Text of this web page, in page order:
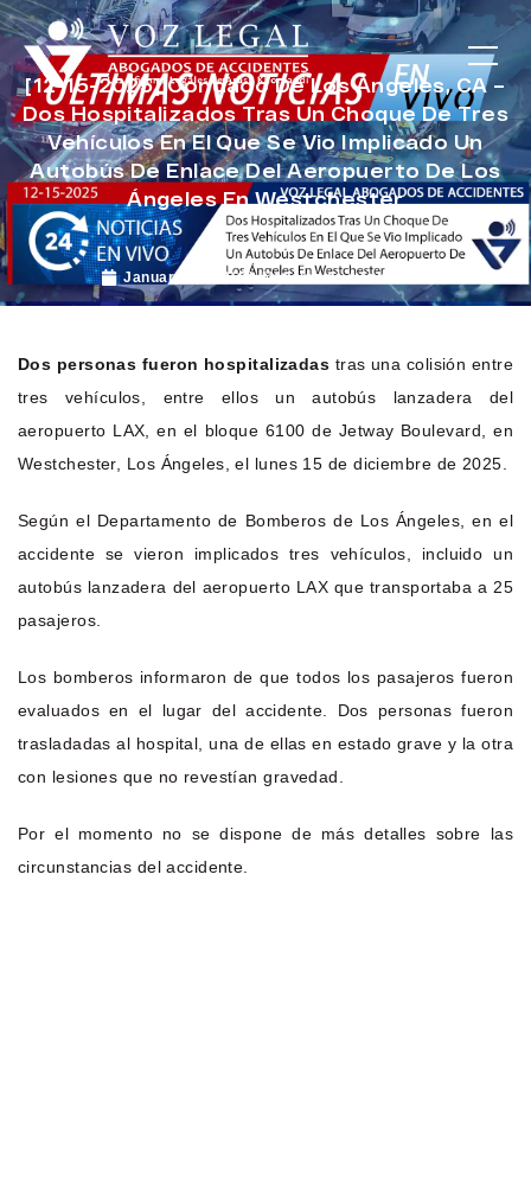
[12-15-2025] Condado De Los Ángeles, CA –
Dos Hospitalizados Tras Un Choque De Tres
Vehículos En El Que Se Vio Implicado Un
Autobús De Enlace Del Aeropuerto De Los
Ángeles En Westchester
January 6, 2026 Noticias de Accidentes
Dos personas fueron hospitalizadas tras una colisión entre
tres vehículos, entre ellos un autobús lanzadera del
aeropuerto LAX, en el bloque 6100 de Jetway Boulevard, en
Westchester, Los Ángeles, el lunes 15 de diciembre de 2025.
Según el Departamento de Bomberos de Los Ángeles, en el
accidente se vieron implicados tres vehículos, incluido un
autobús lanzadera del aeropuerto LAX que transportaba a 25
pasajeros.
Los bomberos informaron de que todos los pasajeros fueron
evaluados en el lugar del accidente. Dos personas fueron
trasladadas al hospital, una de ellas en estado grave y la otra
con lesiones que no revestían gravedad.
Por el momento no se dispone de más detalles sobre las
circunstancias del accidente.